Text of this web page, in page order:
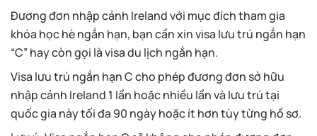
Đương đơn nhập cảnh Ireland với mục đích tham gia
khóa học hè ngắn hạn, bạn cần xin visa lưu trú ngắn hạn
“C” hay còn gọi là visa du lịch ngắn hạn.
Visa lưu trú ngắn hạn C cho phép đương đơn sở hữu
nhập cảnh Ireland 1 lần hoặc nhiều lần và lưu trú tại
quốc gia này tối đa 90 ngày hoặc ít hơn tùy từng hồ sơ.